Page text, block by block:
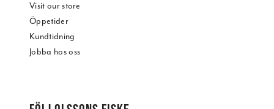
Visit our store
Öppetider
Kundtidning
Jobba hos oss